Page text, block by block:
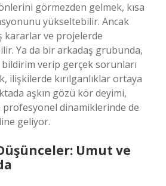
görmezden gelmek, kısa
yükseltebilir. Ancak
kararlar ve projelerde
Ya da bir arkadaş grubunda,
verip gerçek sorunları
ilişkilerde kırılganlıklar ortaya
aşkın gözü kör deyimi,
profesyonel dinamiklerinde de
geliyor.
Umut ve